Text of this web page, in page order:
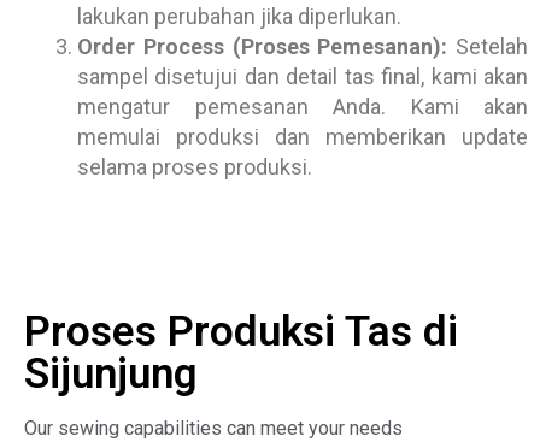
lakukan perubahan jika diperlukan.
Order Process (Proses Pemesanan): Setelah
sampel disetujui dan detail tas final, kami akan
mengatur pemesanan Anda. Kami akan
memulai produksi dan memberikan update
selama proses produksi.
Proses Produksi Tas di
Sijunjung
Our sewing capabilities can meet your needs